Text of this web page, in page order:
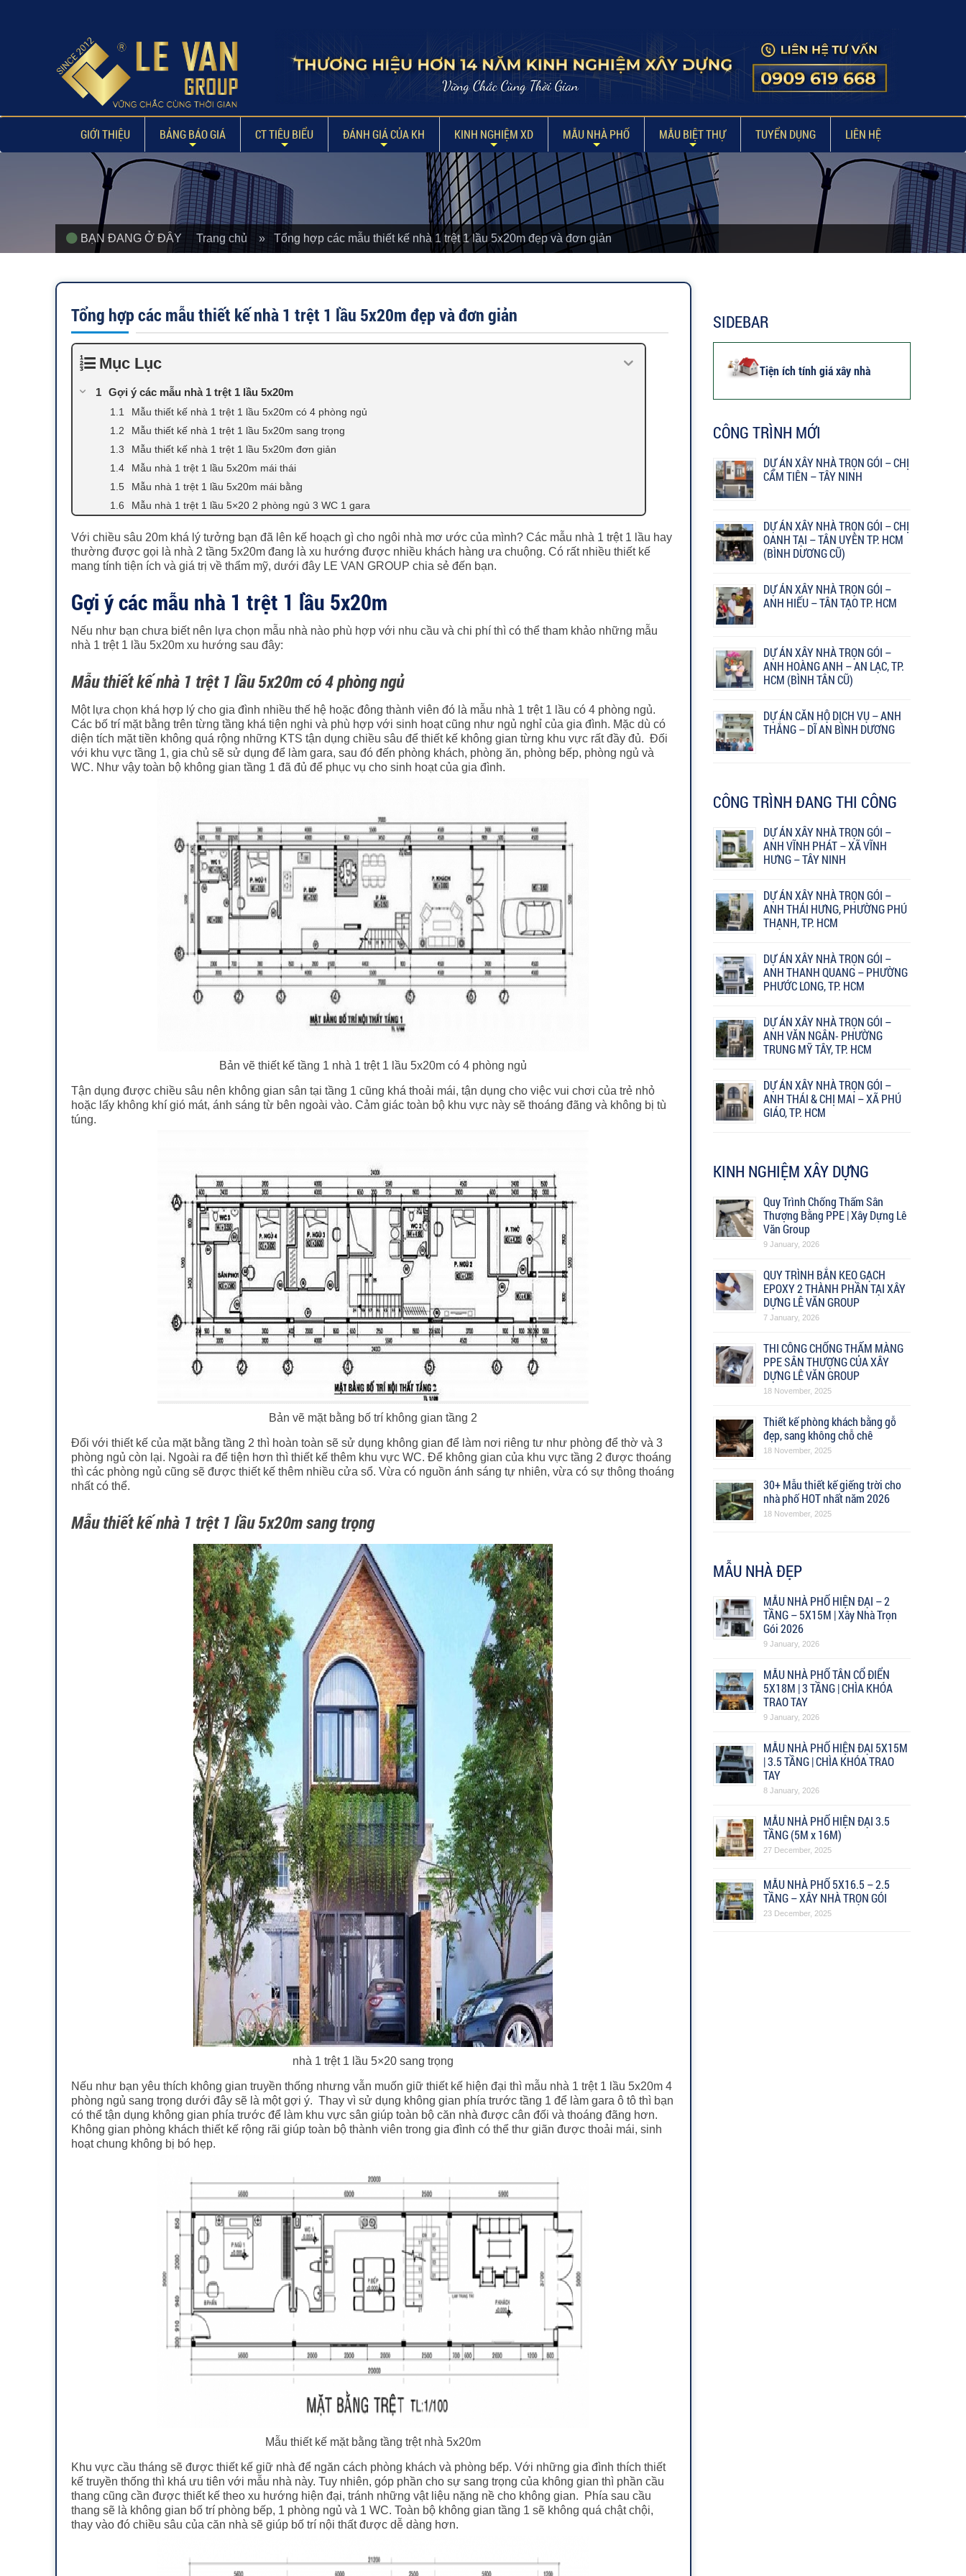
GIỚI THIỆU BẢNG BÁO GIÁ CT TIÊU BIỂU ĐÁNH GIÁ CỦA KH KINH NGHIỆM XD MẪU NHÀ PHỐ MẪU BIỆT THỰ TUYỂN DỤNG LIÊN HỆ
BẠN ĐANG Ở ĐÂY Trang chủ » Tổng hợp các mẫu thiết kế nhà 1 trệt 1 lầu 5x20m đẹp và đơn giản
Tổng hợp các mẫu thiết kế nhà 1 trệt 1 lầu 5x20m đẹp và đơn giản
Mục Lục
Gợi ý các mẫu nhà 1 trệt 1 lầu 5x20m
Mẫu thiết kế nhà 1 trệt 1 lầu 5x20m có 4 phòng ngủ
Mẫu thiết kế nhà 1 trệt 1 lầu 5x20m sang trọng
Mẫu thiết kế nhà 1 trệt 1 lầu 5x20m đơn giản
Mẫu nhà 1 trệt 1 lầu 5x20m mái thái
Mẫu nhà 1 trệt 1 lầu 5x20m mái bằng
Mẫu nhà 1 trệt 1 lầu 5×20 2 phòng ngủ 3 WC 1 gara
Với chiều sâu 20m khá lý tưởng bạn đã lên kế hoạch gì cho ngôi nhà mơ ước của mình? Các mẫu nhà 1 trệt 1 lầu hay
thường được gọi là nhà 2 tầng 5x20m đang là xu hướng được nhiều khách hàng ưa chuộng. Có rất nhiều thiết kế
mang tính tiện ích và giá trị về thẩm mỹ, dưới đây LE VAN GROUP chia sẻ đến bạn.
Gợi ý các mẫu nhà 1 trệt 1 lầu 5x20m
Nếu như bạn chưa biết nên lựa chọn mẫu nhà nào phù hợp với nhu cầu và chi phí thì có thể tham khảo những mẫu
nhà 1 trệt 1 lầu 5x20m xu hướng sau đây:
Mẫu thiết kế nhà 1 trệt 1 lầu 5x20m có 4 phòng ngủ
Một lựa chọn khá hợp lý cho gia đình nhiều thế hệ hoặc đông thành viên đó là mẫu nhà 1 trệt 1 lầu có 4 phòng ngủ.
Các bố trí mặt bằng trên từng tầng khá tiện nghi và phù hợp với sinh hoạt cũng như ngủ nghỉ của gia đình. Mặc dù có
diện tích mặt tiền không quá rộng những KTS tận dụng chiều sâu để thiết kế không gian từng khu vực rất đầy đủ. Đối
với khu vực tầng 1, gia chủ sẽ sử dụng để làm gara, sau đó đến phòng khách, phòng ăn, phòng bếp, phòng ngủ và
WC. Như vậy toàn bộ không gian tầng 1 đã đủ để phục vụ cho sinh hoạt của gia đình.
Bản vẽ thiết kế tầng 1 nhà 1 trệt 1 lầu 5x20m có 4 phòng ngủ
Tận dụng được chiều sâu nên không gian sân tại tầng 1 cũng khá thoải mái, tận dụng cho việc vui chơi của trẻ nhỏ
hoặc lấy không khí gió mát, ánh sáng từ bên ngoài vào. Cảm giác toàn bộ khu vực này sẽ thoáng đãng và không bị tù
túng.
Bản vẽ mặt bằng bố trí không gian tầng 2
Đối với thiết kế của mặt bằng tầng 2 thì hoàn toàn sẽ sử dụng không gian để làm nơi riêng tư như phòng để thờ và 3
phòng ngủ còn lại. Ngoài ra để tiện hơn thì thiết kế thêm khu vực WC. Để không gian của khu vực tầng 2 được thoáng
thì các phòng ngủ cũng sẽ được thiết kế thêm nhiều cửa sổ. Vừa có nguồn ánh sáng tự nhiên, vừa có sự thông thoáng
nhất có thể.
Mẫu thiết kế nhà 1 trệt 1 lầu 5x20m sang trọng
nhà 1 trệt 1 lầu 5×20 sang trọng
Nếu như bạn yêu thích không gian truyền thống nhưng vẫn muốn giữ thiết kế hiện đại thì mẫu nhà 1 trệt 1 lầu 5x20m 4
phòng ngủ sang trọng dưới đây sẽ là một gợi ý. Thay vì sử dụng không gian phía trước tầng 1 để làm gara ô tô thì bạn
có thể tận dụng không gian phía trước để làm khu vực sân giúp toàn bộ căn nhà được cân đối và thoáng đãng hơn.
Không gian phòng khách thiết kế rộng rãi giúp toàn bộ thành viên trong gia đình có thể thư giãn được thoải mái, sinh
hoạt chung không bị bó hẹp.
Mẫu thiết kế mặt bằng tầng trệt nhà 5x20m
Khu vực cầu tháng sẽ được thiết kế giữ nhà để ngăn cách phòng khách và phòng bếp. Với những gia đình thích thiết
kế truyền thống thì khá ưu tiên với mẫu nhà này. Tuy nhiên, góp phần cho sự sang trọng của không gian thì phần cầu
thang cũng cần được thiết kế theo xu hướng hiện đại, tránh những vật liệu nặng nề cho không gian.
Phía sau cầu
thang sẽ là không gian bố trí phòng bếp, 1 phòng ngủ và 1 WC. Toàn bộ không gian tầng 1 sẽ không quá chật chội,
thay vào đó chiều sâu của căn nhà sẽ giúp bố trí nội thất được dễ dàng hơn.
SIDEBAR
Tiện ích tính giá xây nhà
CÔNG TRÌNH MỚI
DỰ ÁN XÂY NHÀ TRỌN GÓI – CHỊ
CẨM TIÊN – TÂY NINH
DỰ ÁN XÂY NHÀ TRỌN GÓI – CHỊ
OANH TẠI – TÂN UYÊN TP. HCM
(BÌNH DƯƠNG CŨ)
DỰ ÁN XÂY NHÀ TRỌN GÓI –
ANH HIẾU – TÂN TẠO TP. HCM
DỰ ÁN XÂY NHÀ TRỌN GÓI –
ANH HOÀNG ANH – AN LẠC, TP.
HCM (BÌNH TÂN CŨ)
DỰ ÁN CĂN HỘ DỊCH VỤ – ANH
THẮNG – DĨ AN BÌNH DƯƠNG
CÔNG TRÌNH ĐANG THI CÔNG
DỰ ÁN XÂY NHÀ TRỌN GÓI –
ANH VĨNH PHÁT – XÃ VĨNH
HƯNG – TÂY NINH
DỰ ÁN XÂY NHÀ TRỌN GÓI –
ANH THÁI HƯNG, PHƯỜNG PHÚ
THẠNH, TP. HCM
DỰ ÁN XÂY NHÀ TRỌN GÓI –
ANH THANH QUANG – PHƯỜNG
PHƯỚC LONG, TP. HCM
DỰ ÁN XÂY NHÀ TRỌN GÓI –
ANH VĂN NGÂN- PHƯỜNG
TRUNG MỸ TÂY, TP. HCM
DỰ ÁN XÂY NHÀ TRỌN GÓI –
ANH THÁI & CHỊ MAI – XÃ PHÚ
GIÁO, TP. HCM
KINH NGHIỆM XÂY DỰNG
Quy Trình Chống Thấm Sân
Thượng Bằng PPE | Xây Dựng Lê
Văn Group
9 January, 2026
QUY TRÌNH BẮN KEO GẠCH
EPOXY 2 THÀNH PHẦN TẠI XÂY
DỰNG LÊ VĂN GROUP
7 January, 2026
THI CÔNG CHỐNG THẤM MÀNG
PPE SÂN THƯỢNG CỦA XÂY
DỰNG LÊ VĂN GROUP
18 November, 2025
Thiết kế phòng khách bằng gỗ
đẹp, sang không chỗ chê
18 November, 2025
30+ Mẫu thiết kế giếng trời cho
nhà phố HOT nhất năm 2026
18 November, 2025
MẪU NHÀ ĐẸP
MẪU NHÀ PHỐ HIỆN ĐẠI – 2
TẦNG – 5X15M | Xây Nhà Trọn
Gói 2026
9 January, 2026
MẪU NHÀ PHỐ TÂN CỔ ĐIỂN
5X18M | 3 TẦNG | CHÌA KHÓA
TRAO TAY
9 January, 2026
MẪU NHÀ PHỐ HIỆN ĐẠI 5X15M
| 3.5 TẦNG | CHÌA KHÓA TRAO
TAY
8 January, 2026
MẪU NHÀ PHỐ HIỆN ĐẠI 3.5
TẦNG (5M x 16M)
27 December, 2025
MẪU NHÀ PHỐ 5X16.5 – 2.5
TẦNG – XÂY NHÀ TRỌN GÓI
23 December, 2025